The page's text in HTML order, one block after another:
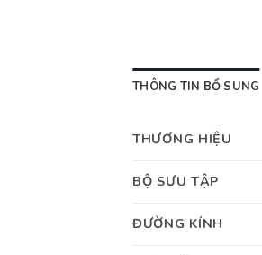
THÔNG TIN BỔ SUNG
THƯƠNG HIỆU
BỘ SƯU TẬP
ĐƯỜNG KÍNH